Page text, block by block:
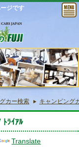
ジです
カー検索 キャンピング
ﾗｲｱﾙ
Translate